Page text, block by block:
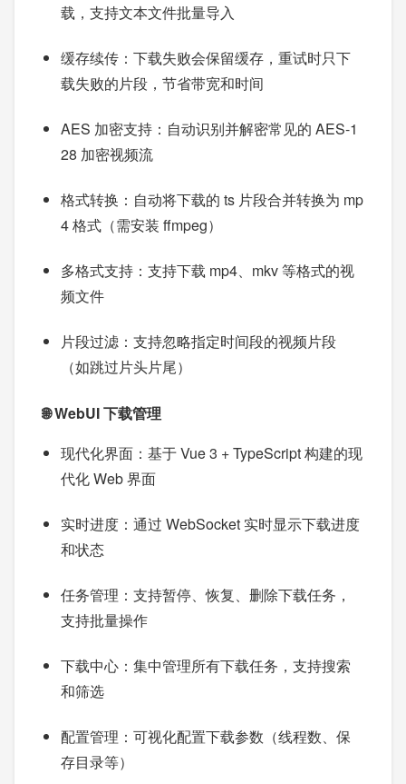
载，支持文本文件批量导入
缓存续传：下载失败会保留缓存，重试时只下
载失败的片段，节省带宽和时间
AES 加密支持：自动识别并解密常见的 AES-1
28 加密视频流
格式转换：自动将下载的 ts 片段合并转换为 mp
4 格式（需安装 ffmpeg）
多格式支持：支持下载 mp4、mkv 等格式的视
频文件
片段过滤：支持忽略指定时间段的视频片段
（如跳过片头片尾）
🌐 WebUI 下载管理
现代化界面：基于 Vue 3 + TypeScript 构建的现
代化 Web 界面
实时进度：通过 WebSocket 实时显示下载进度
和状态
任务管理：支持暂停、恢复、删除下载任务，
支持批量操作
下载中心：集中管理所有下载任务，支持搜索
和筛选
配置管理：可视化配置下载参数（线程数、保
存目录等）